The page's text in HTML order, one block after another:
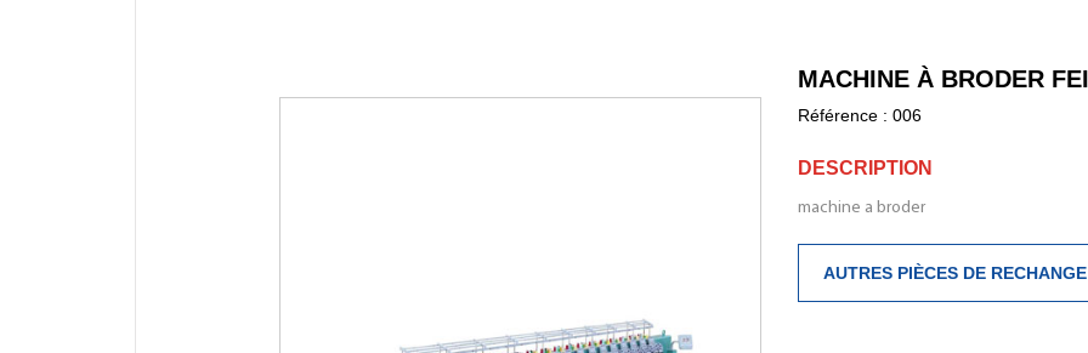
MACHINE À BRODER
Référence :006
DESCRIPTION
machine a broder
AUTRES PIÈCES DE RECHANGE